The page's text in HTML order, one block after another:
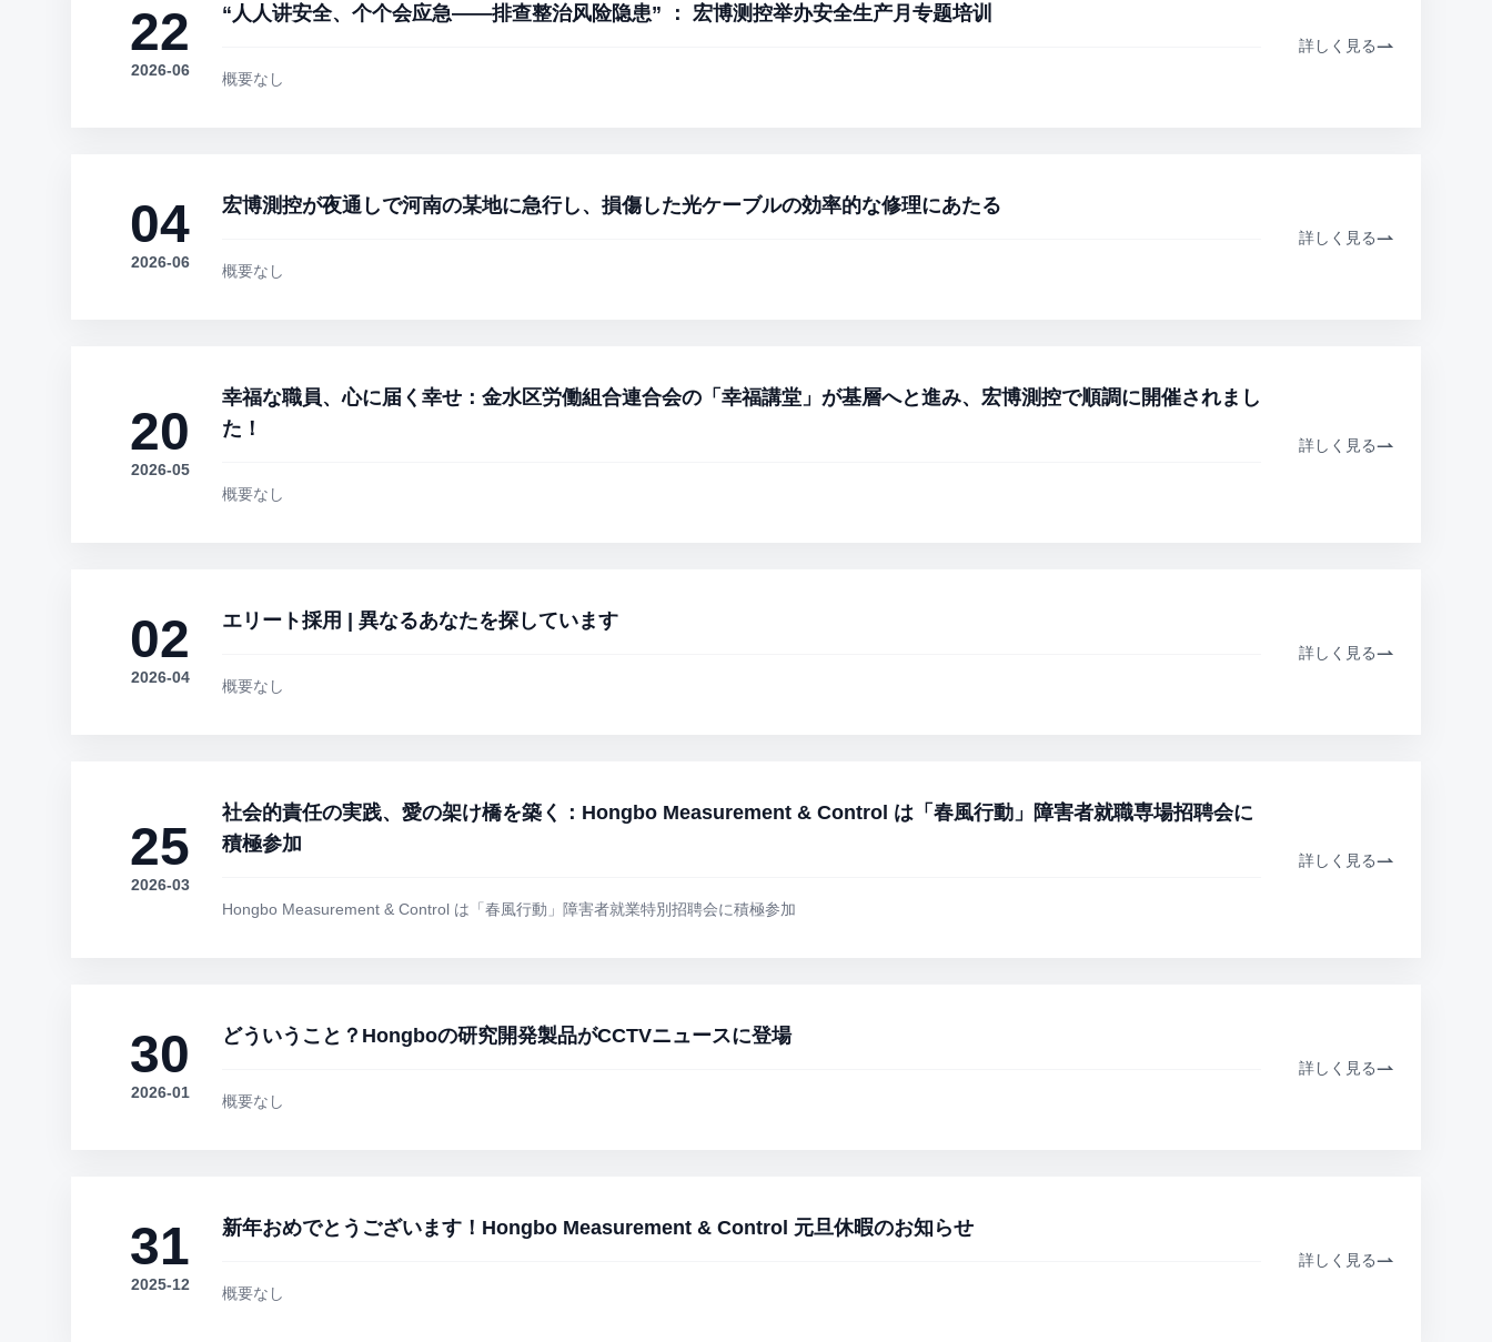
22
2026-06
“人人讲安全、个个会应急——排查整治风险隐患” ： 宏博测控举办安全生产月专题培训
概要なし
詳しく見る
04
2026-06
宏博測控が夜通しで河南の某地に急行し、損傷した光ケーブルの効率的な修理にあたる
概要なし
詳しく見る
20
2026-05
幸福な職員、心に届く幸せ：金水区労働組合連合会の「幸福講堂」が基層へと進み、宏博測控で順調に開催されまし
た！
概要なし
詳しく見る
02
2026-04
エリート採用 | 異なるあなたを探しています
概要なし
詳しく見る
25
2026-03
社会的責任の実践、愛の架け橋を築く：Hongbo Measurement & Control は「春風行動」障害者就職専場招聘会に
積極参加
Hongbo Measurement & Control は「春風行動」障害者就業特別招聘会に積極参加
詳しく見る
30
2026-01
どういうこと？Hongboの研究開発製品がCCTVニュースに登場
概要なし
詳しく見る
31
2025-12
新年おめでとうございます！Hongbo Measurement & Control 元旦休暇のお知らせ
概要なし
詳しく見る